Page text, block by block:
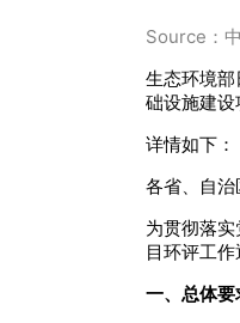
Source：
生态环境
础设施建设
详情如下：
各省、自治
为贯彻落
目环评工作
一、总体要